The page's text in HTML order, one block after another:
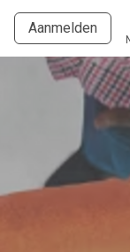
Voucher verzilveren
Start met leren
Blogs
Talentbehoud
Aanmelden